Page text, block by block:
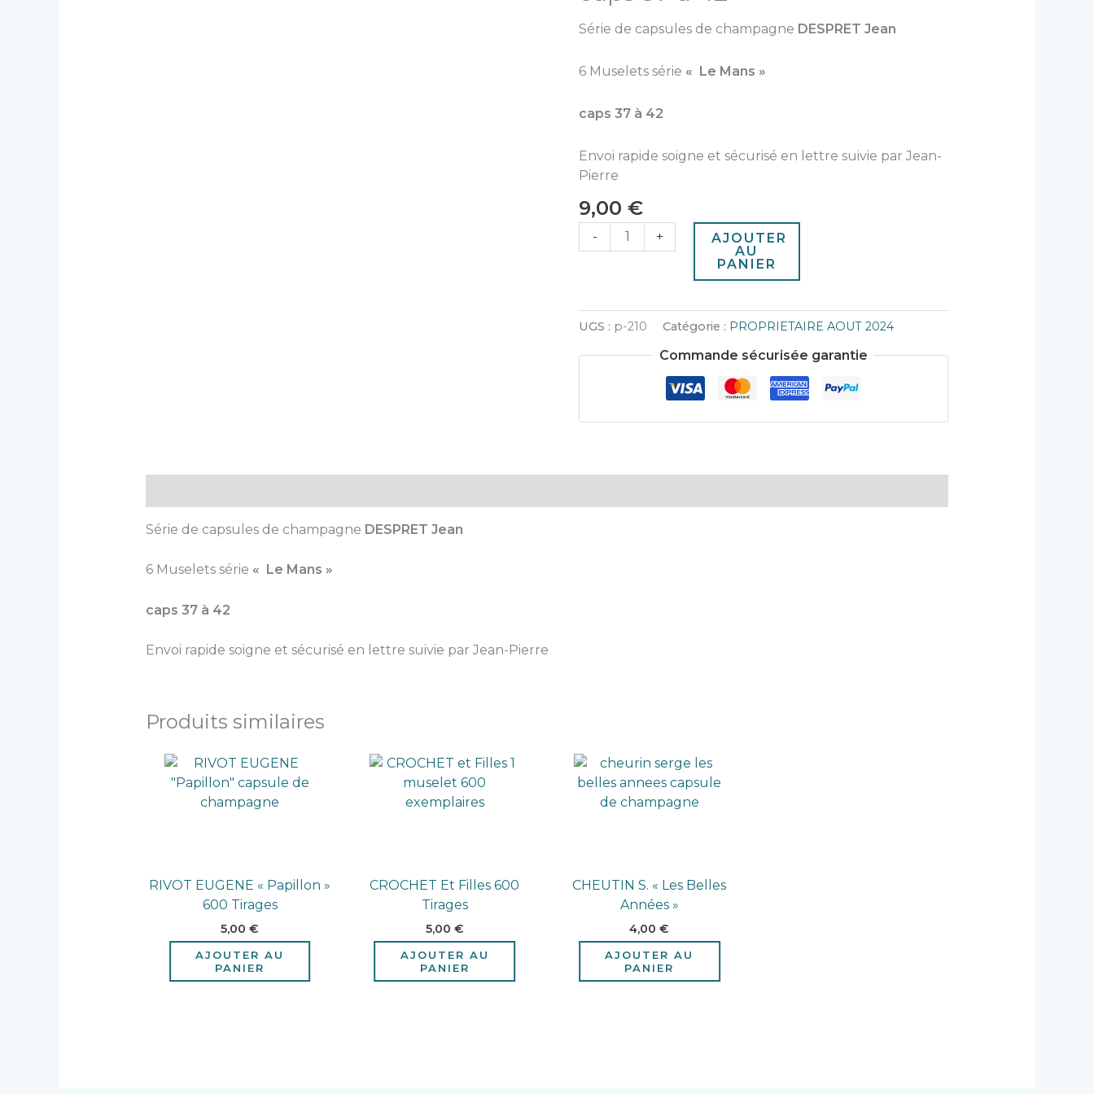
Série de capsules de champagne DESPRET Jean
6 Muselets série « Le Mans »
caps 37 à 42
Envoi rapide soigne et sécurisé en lettre suivie par Jean-
Pierre
9,00€
-
Mans"
caps
à
+
AJOUTER
AU
PANIER
UGS : p-210 Catégorie : PROPRIETAIRE AOUT 2024
Commande sécurisée garantie
Série de capsules de champagne DESPRET Jean
6 Muselets série « Le Mans »
caps 37 à 42
Envoi rapide soigne et sécurisé en lettre suivie par Jean-Pierre
Produits similaires
RIVOT EUGENE « Papillon »
600 Tirages
5,00€
AJOUTER AU
PANIER
CROCHET Et Filles 600
Tirages
5,00 €
AJOUTER AU
PANIER
CHEUTIN S. « Les Belles
Années »
4,00€
AJOUTER AU
PANIER